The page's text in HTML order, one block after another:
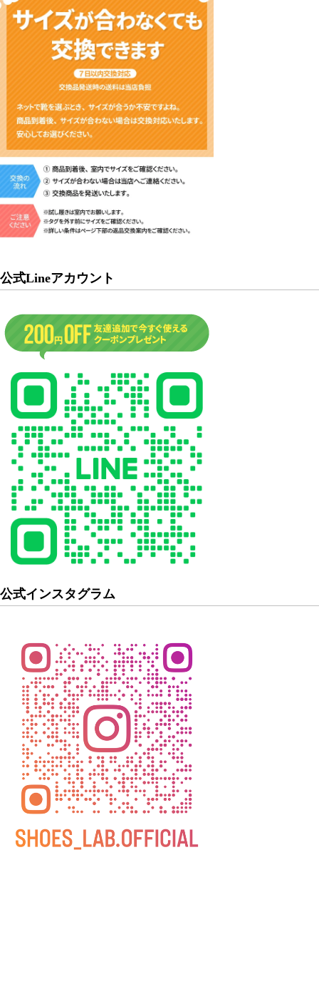
公式Lineアカウント
公式インスタグラム